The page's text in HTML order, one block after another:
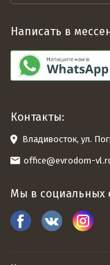
Написать в
Контакты:
Владивосток, ул.
office@evrodom-
Мы в социальных